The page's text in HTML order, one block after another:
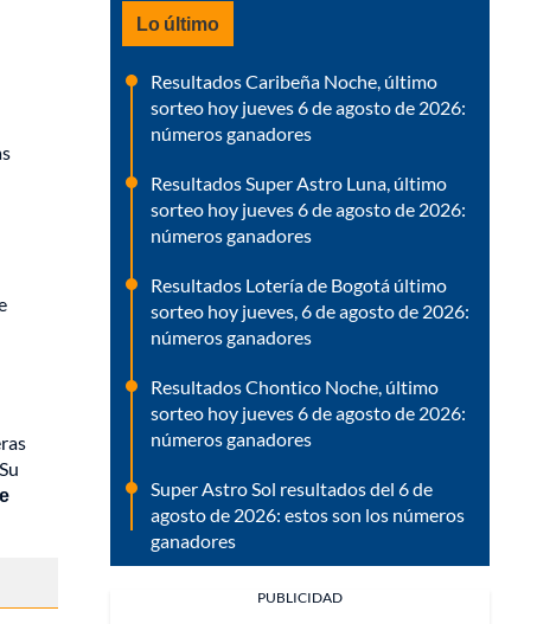
Lo último
Resultados Caribeña Noche, último
sorteo hoy jueves 6 de agosto de 2026:
números ganadores
Resultados Super Astro Luna, último
sorteo hoy jueves 6 de agosto de 2026:
números ganadores
Resultados Lotería de Bogotá último
sorteo hoy jueves, 6 de agosto de 2026:
números ganadores
Resultados Chontico Noche, último
sorteo hoy jueves 6 de agosto de 2026:
números ganadores
Super Astro Sol resultados del 6 de
agosto de 2026: estos son los números
ganadores
PUBLICIDAD